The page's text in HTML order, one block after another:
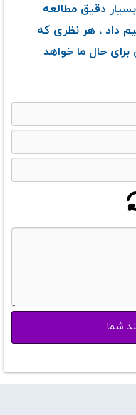
دقیق مطالعه
داد ، هر نظری که
حال ما خواهد